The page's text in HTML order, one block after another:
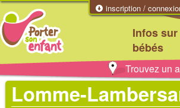
inscription /
Infos
bébés
Trouvez un
Lomme-